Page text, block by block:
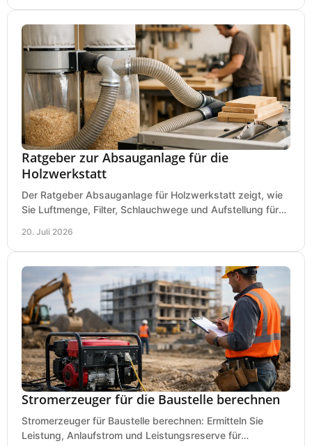
Ratgeber zur Absauganlage für die
Holzwerkstatt
Der Ratgeber Absauganlage für Holzwerkstatt zeigt, wie
Sie Luftmenge, Filter, Schlauchwege und Aufstellung für
20. Juli 2026
Stromerzeuger für die Baustelle berechnen
Stromerzeuger für Baustelle berechnen: Ermitteln Sie
Leistung, Anlaufstrom und Leistungsreserve für